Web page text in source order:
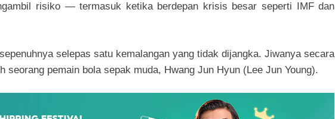
risiko — termasuk ketika berdepan krisis besar seperti IMF dan
selepas satu kemalangan yang tidak dijangka. Jiwanya secara
seorang pemain bola sepak muda, Hwang Jun Hyun (Lee Jun Young).